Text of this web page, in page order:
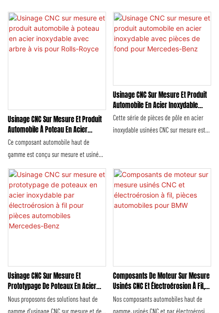
Usinage CNC Sur Mesure Et Produit
Automobile À Poteau En Acier
Inoxydable Avec Arbre À Vis Pour
Rolls-Royce
Ce composant automobile haut de
gamme est conçu sur mesure et usiné
avec précision par commande
numérique (CNC) exclusivement pour les
véhicules de luxe Rolls-Royce. Fabriqué
en acier inoxydable de haute qualité, sa
structure monobloc composée d'un axe
et d'une vis de précision lui confère une
répondant ainsi aux exigences
rigoureuses de Rolls-Royce en matière
de fabrication d'équipement d'origine
pour les automobiles de très grand luxe.
Usinage CNC Sur Mesure Et Produit
Automobile En Acier Inoxydable
Avec Pièces De Fond Pour
Mercedes-Benz
Cette série de pièces de pôle en acier
inoxydable usinées CNC sur mesure est
spécifiquement pour toute la gamme de
véhicules Mercedes-Benz. Grâce à
l'utilisation d'une technologie
professionnelle d'usinage CNC intégrée
normes de fabrication rigoureuses de
Mercedes-Benz en matière de pièces
automobiles de précision.
Usinage CNC Sur Mesure Et
Prototypage De Poteaux En Acier
Inoxydable Par Électroérosion À Fil
Pour Pièces Automobiles
Nous proposons des solutions haut de
gamme d'usinage CNC sur mesure et de
Composants De Moteur Sur Mesure
Usinés CNC Et Électroérosion À Fil,
Pièces Automobiles Pour BMW
Nos composants automobiles haut de
gamme, usinés CNC et par électroérosion